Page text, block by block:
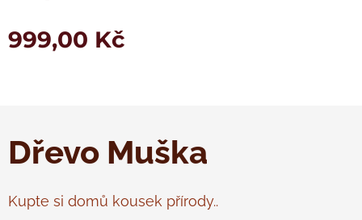
999,00 Kč
Dřevo Muška
Kupte si domů kousek přírody..